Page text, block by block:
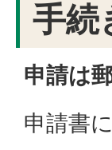
手続
申請は
申請書